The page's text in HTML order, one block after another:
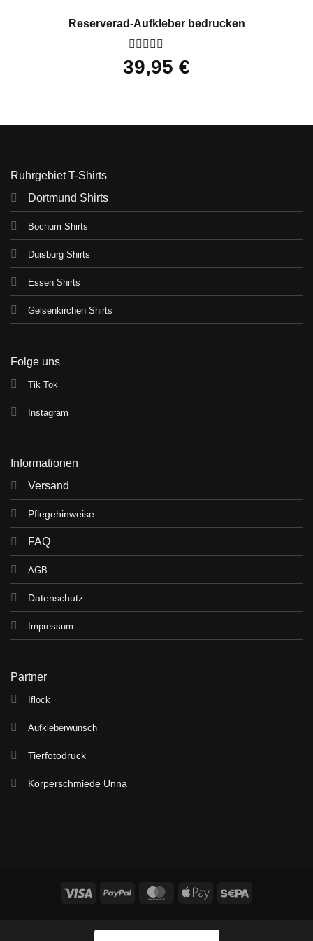
Reserverad-Aufkleber bedrucken
Bewertet
mit
39,95 €
Ruhrgebiet T-Shirts
Dortmund Shirts
Bochum Shirts
Duisburg Shirts
Essen Shirts
Gelsenkirchen Shirts
Folge uns
Tik Tok
Instagram
Informationen
Versand
Pflegehinweise
FAQ
AGB
Datenschutz
Impressum
Partner
Iflock
Aufkleberwunsch
Tierfotodruck
Körperschmiede Unna
Visa PayPal MasterCardApple